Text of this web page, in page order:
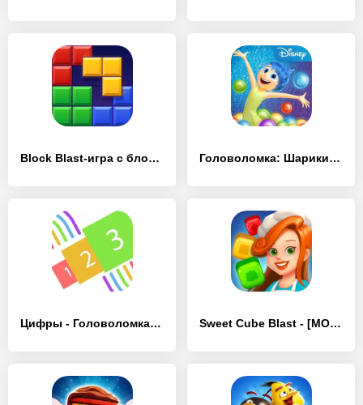
Block Blast-игра с блоками - [MOD Бесконечные деньги] Головоломка: Шарики за ролики - [MOD Бесконечные деньги]
Цифры - Головоломка три в ряд - [MOD Бесконечные деньги] Sweet Cube Blast - [MOD Бесконечные деньги]